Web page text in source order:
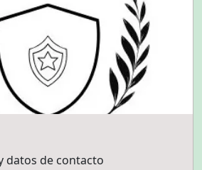
datos de contacto